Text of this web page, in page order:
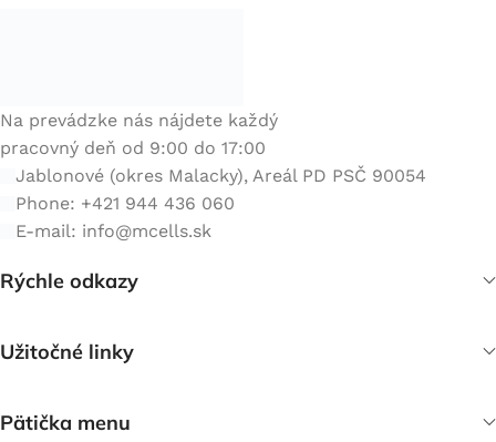
Na prevádzke nás nájdete každý
pracovný deň od 9:00 do 17:00
Jablonové (okres Malacky), Areál PD PSČ 90054
Phone: +421 944 436 060
E-mail: info@mcells.sk
Rýchle odkazy
Užitočné linky
Pätička menu